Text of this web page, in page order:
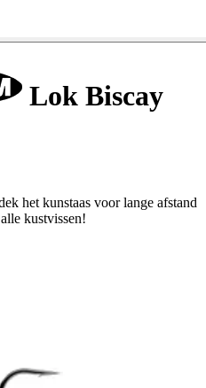
Lok Biscay
het kunstaas voor lange afstand
kustvissen!